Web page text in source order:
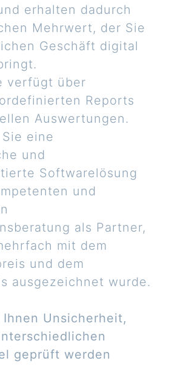
erhalten dadurch
Mehrwert, der Sie
Geschäft digital
verfügt über
Reports
Auswertungen.
eine
und
Softwarelösung
und
als Partner,
mit dem
und dem
ausgezeichnet wurde.
Unsicherheit,
geprüft werden